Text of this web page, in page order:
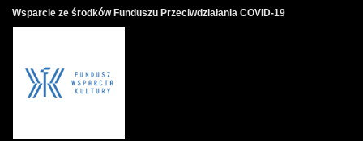
Wsparcie ze środków Funduszu Przeciwdziałania COVID-19